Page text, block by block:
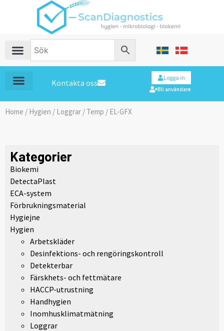
Kontakta oss
Logga in
Bli användare
Home / Hygien / Loggrar / Temp / EL-GFX
Kategorier
Biokemi
DetectaPlast
ECA-system
Förbrukningsmaterial
Hygiejne
Hygien
Arbetskläder
Desinfektions- och rengöringskontroll
Detekterbar
Färskhets- och fettmätare
HACCP-utrustning
Handhygien
Inomhusklimatmätning
Loggrar